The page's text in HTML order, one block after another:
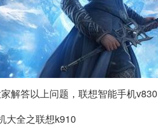
解答以上问题，联想智能手机
全之联想k910